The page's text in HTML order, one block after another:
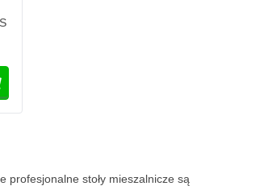
profesjonalne stoły mieszalnicze są